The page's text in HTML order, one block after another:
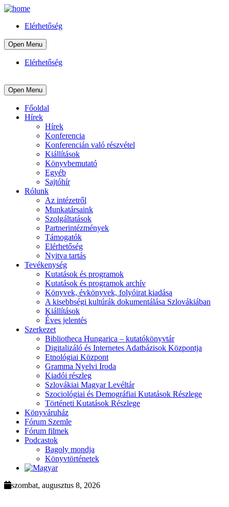
Elérhetőség
Open Menu
Elérhetőség
Open Menu
Főoldal
Hírek
Hírek
Konferencia
Konferencián való részvétel
Kiállítások
Könyvbemutató
Egyéb
Sajtóhír
Rólunk
Az intézetről
Munkatársaink
Szolgáltatások
Partnerintézmények
Támogatók
Elérhetőség
Nyitva tartás
Tevékenység
Kutatások és programok
Kutatások és programok archív
Könyvek, évkönyvek, folyóirat kiadása
A kisebbségi kultúrák dokumentálása Szlovákiában
Kiállítások
Éves jelentés
Szerkezet
Bibliotheca Hungarica – kutatókönyvtár
Digitalizáló és Internetes Adatbázisok Központja
Etnológiai Központ
Gramma Nyelvi Iroda
Kiadói részleg
Szlovákiai Magyar Levéltár
Szociológiai és Demográfiai Kutatások Részlege
Történeti Kutatások Részlege
Könyváruház
Fórum Szemle
Fórum filmek
Podcastok
Bagoly mondja
Könyvtörténetek
szombat, augusztus 8, 2026